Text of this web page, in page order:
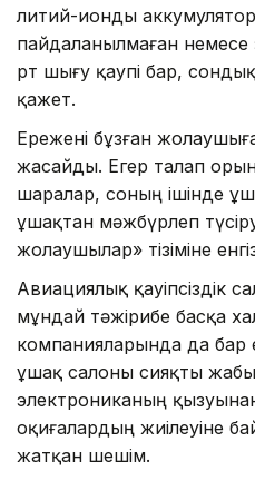
литий-ионды
пайдаланылмаған
өрт шығу қаупі бар,
қажет.
Ережені бұзған
жасайды. Егер талап
шаралар, соның ішінде
ұшақтан мәжбүрлеп
жолаушылар» тізіміне
Авиациялық қауіпсіздік
мұндай тәжірибе басқа
компанияларында да бар
ұшақ салоны сияқты
электрониканың
оқиғалардың жиілеуіне
жатқан шешім.